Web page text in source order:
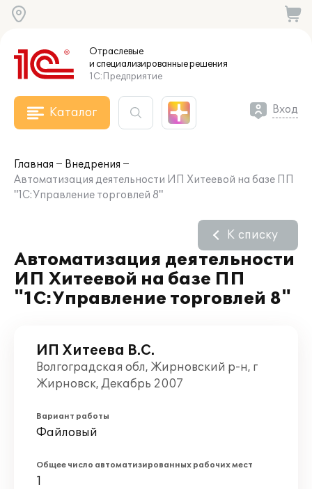
Отраслевые
и специализированныерешения
1С:Предприятие
Каталог Вход
Главная
Внедрения
Автоматизация деятельности ИП Хитеевой на базе ПП
"1С:Управление торговлей 8"
Автоматизация деятельности
ИП Хитеевой на базе ПП
"1С:Управление торговлей 8"
К списку
ИП Хитеева В.С.
Волгоградская обл, Жирновский р-н, г
Жирновск, Декабрь 2007
Вариант работы
Файловый
Общее число автоматизированных рабочих мест
1